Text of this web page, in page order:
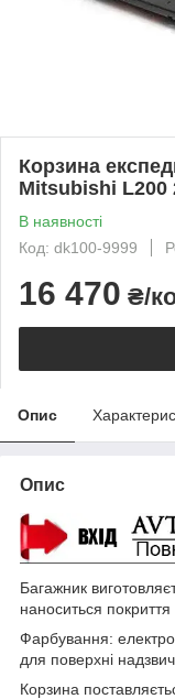
Корзина
Mitsubishi L200
В наявності
Код: dk100-9999
16 470 ₴/
Опис
Опис
Багажник
наноситься покриття
Фарбування:
для поверхні
Корзина